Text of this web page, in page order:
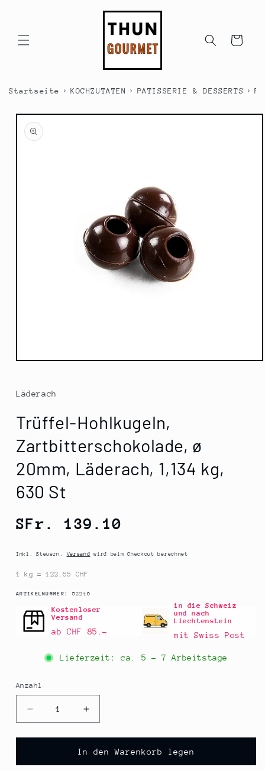
Warenkorb
Startseite › KOCHZUTATEN › PATISSERIE & DESSERTS ›
Medien
Modal
öffnen
Läderach
Trüffel-Hohlkugeln,
Zartbitterschokolade, ø
20mm, Läderach, 1,134 kg,
630 St
Normaler
SFr. 139.10
Inkl. Steuern.Versand wird beim Checkout berechnet
1 kg = 122.65 CHF
ARTIKELNUMMER: SKU:
52246
Kostenloser
Versand
ab CHF 85.–
in die Schweiz
und nach
Liechtenstein
mit Swiss Post
Lieferzeit: ca. 5 - 7 Arbeitstage
Anzahl
Anzahl
Verringere
die
Menge
Trüffel-
Erhöhe
die
Menge
für
Trüffel-
In den Warenkorb legen